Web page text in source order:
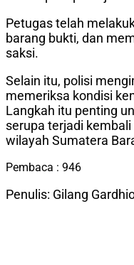
Petugas telah
barang bukti, dan
saksi.
Selain itu, polisi
memeriksa kondisi
Langkah itu penting
serupa terjadi
wilayah Sumatera
Pembaca : 946
Penulis: Gilang